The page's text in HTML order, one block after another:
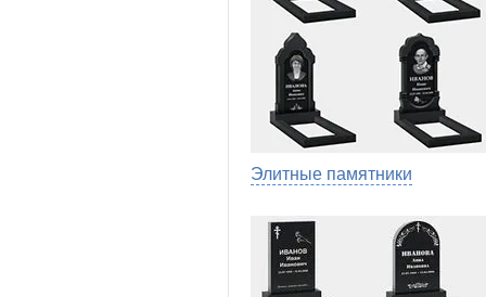
Элитные памятники